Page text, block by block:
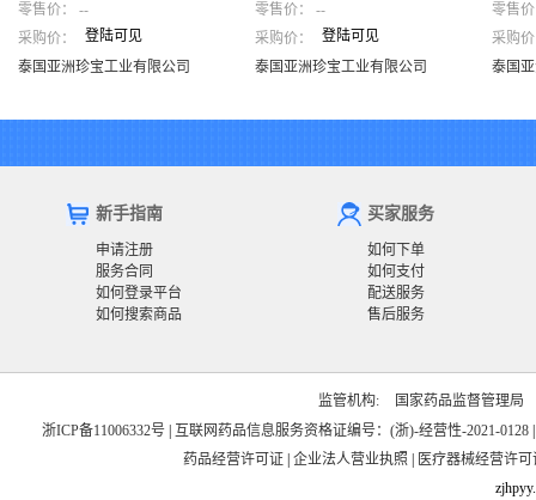
京都念慈菴金桔柠檬糖
泰国亚洲珍宝工业有限公司
零售价：
--
采购价：
登陆可见
泰国亚洲珍宝工业有限公司
京都念慈菴枇杷糖
泰国亚洲珍宝工业有限公司
零售价：
--
采购价：
登陆可见
泰国亚洲珍宝工业有限公司
京都
泰国
零售
采购
泰国
新手指南
申请注册
服务合同
如何登录平台
如何搜索商品
买家服务
如何下单
如何支付
配送服务
售后服务
监管机构:
国家药品监督管理局
浙ICP备11006332号
互联网药品信息服务资格证编号：(浙)-经营性-2021-0128
药品经营许可证
企业法人营业执照
医疗器械经营许可